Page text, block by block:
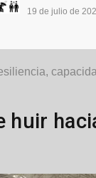
19 de julio de
huir